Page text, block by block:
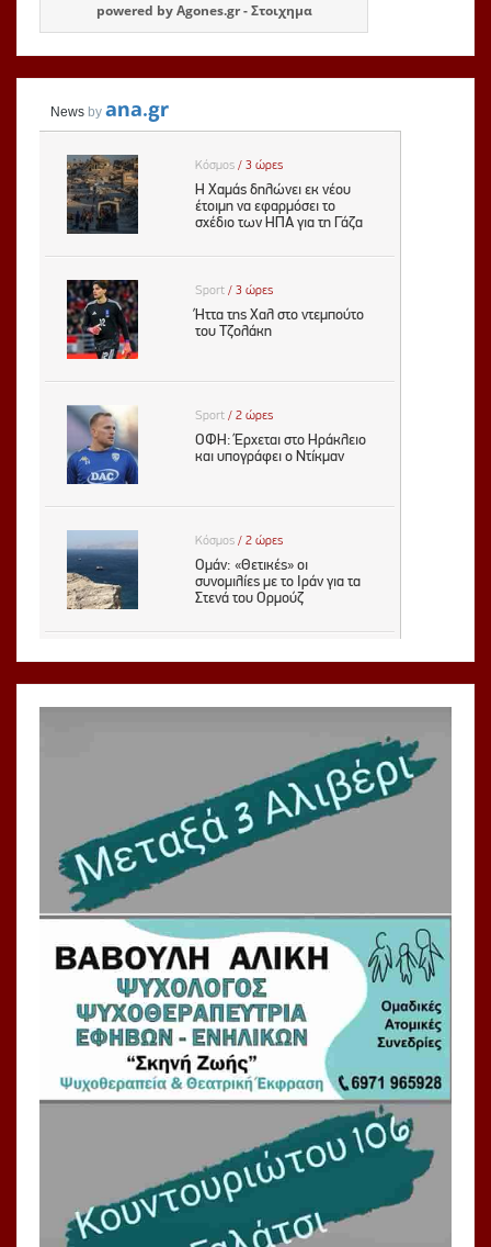
powered byAgones.gr-Στοιχημα